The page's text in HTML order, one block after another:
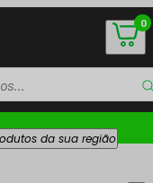
0
da sua região